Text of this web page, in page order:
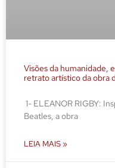
Visões da humanidade,
retrato artístico da obra
1- ELEANOR RIGBY:
Beatles, a obra
LEIA MAIS »